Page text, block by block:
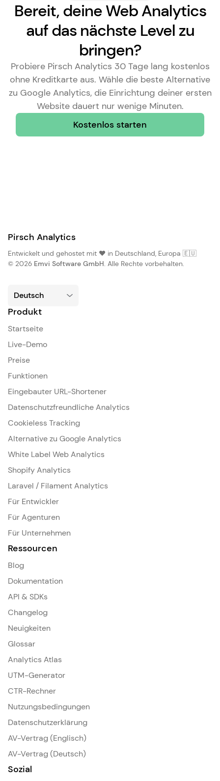
Bereit, deine Web Analytics
auf das nächste Level zu
bringen?
Probiere Pirsch Analytics 30 Tage lang kostenlos
ohne Kreditkarte aus. Wähle die beste Alternative
zu Google Analytics, die Einrichtung deiner ersten
Website dauert nur wenige Minuten.
Kostenlos starten
Pirsch Analytics
Entwickelt und gehostet mit ❤️ in Deutschland, Europa 🇪🇺
© 2026 Emvi Software GmbH. Alle Rechte vorbehalten.
Produkt
Startseite
Live-Demo
Preise
Funktionen
Eingebauter URL-Shortener
Datenschutzfreundliche Analytics
Cookieless Tracking
Alternative zu Google Analytics
White Label Web Analytics
Shopify Analytics
Laravel / Filament Analytics
Für Entwickler
Für Agenturen
Für Unternehmen
Ressourcen
Blog
Dokumentation
API & SDKs
Changelog
Neuigkeiten
Glossar
Analytics Atlas
UTM-Generator
CTR-Rechner
Nutzungsbedingungen
Datenschutzerklärung
AV-Vertrag (Englisch)
AV-Vertrag (Deutsch)
Sozial